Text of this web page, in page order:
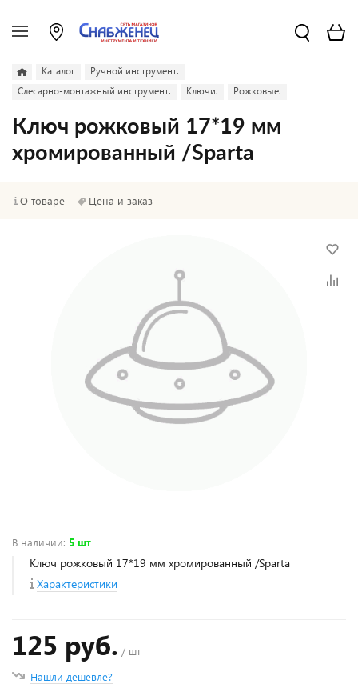
Каталог
Ручной инструмент.
Слесарно-монтажный инструмент.
Ключи. Рожковые.
Ключ рожковый 17*19 мм
хромированный /Sparta
О товаре Цена и заказ
В наличии: 5 шт
Ключ рожковый 17*19 мм хромированный /Sparta
Характеристики
125 руб. / шт
Нашли дешевле?